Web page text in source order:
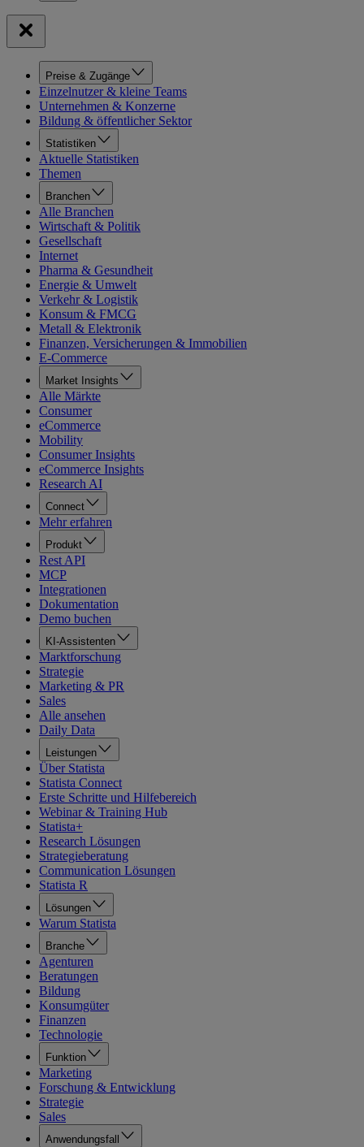
Preise & Zugänge
Einzelnutzer & kleine Teams
Unternehmen & Konzerne
Bildung & öffentlicher Sektor
Statistiken
Aktuelle Statistiken
Themen
Branchen
Alle Branchen
Wirtschaft & Politik
Gesellschaft
Internet
Pharma & Gesundheit
Energie & Umwelt
Verkehr & Logistik
Konsum & FMCG
Metall & Elektronik
Finanzen, Versicherungen & Immobilien
E-Commerce
Market Insights
Alle Märkte
Consumer
eCommerce
Mobility
Consumer Insights
eCommerce Insights
Research AI
Connect
Mehr erfahren
Produkt
Rest API
MCP
Integrationen
Dokumentation
Demo buchen
KI-Assistenten
Marktforschung
Strategie
Marketing & PR
Sales
Alle ansehen
Daily Data
Leistungen
Über Statista
Statista Connect
Erste Schritte und Hilfebereich
Webinar & Training Hub
Statista+
Research Lösungen
Strategieberatung
Communication Lösungen
Statista R
Lösungen
Warum Statista
Branche
Agenturen
Beratungen
Bildung
Konsumgüter
Finanzen
Technologie
Funktion
Marketing
Forschung & Entwicklung
Strategie
Sales
Anwendungsfall